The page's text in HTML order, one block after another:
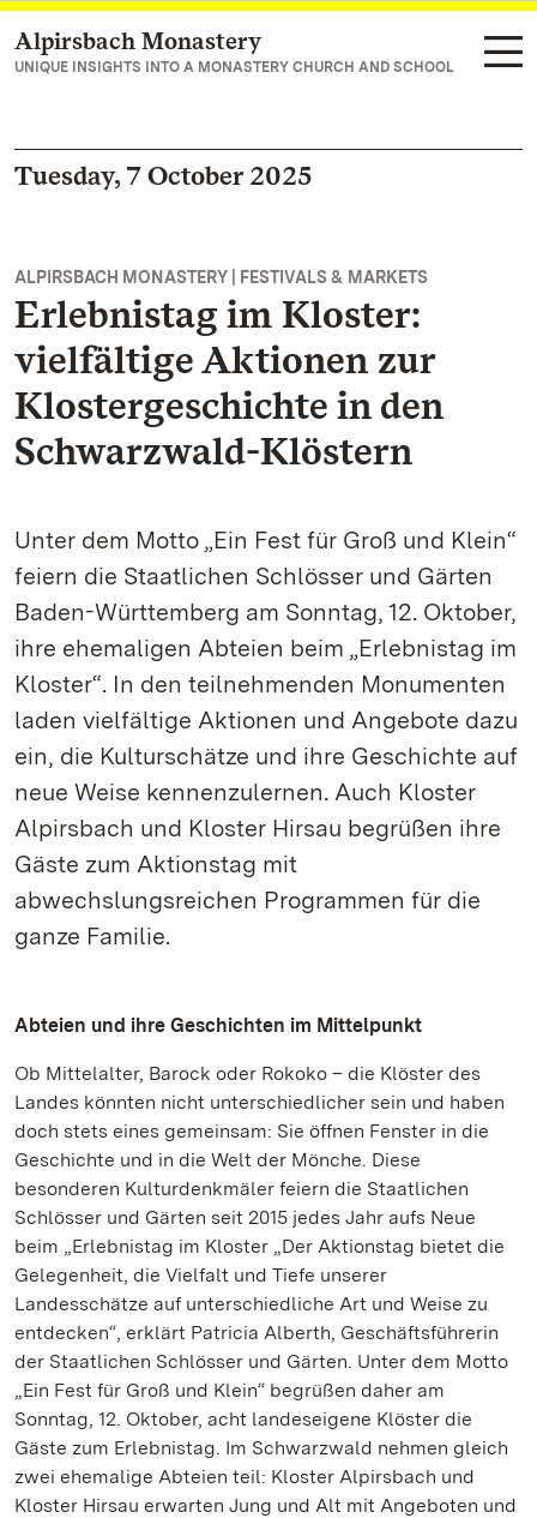
Navigate to main page
Alpirsbach Monastery
UNIQUE INSIGHTS INTO A MONASTERY CHURCH AND SCHOOL
Tuesday, 7 October 2025
ALPIRSBACH MONASTERY | FESTIVALS & MARKETS
Erlebnistag im Kloster:
vielfältige Aktionen zur
Klostergeschichte in den
Schwarzwald-Klöstern
Unter dem Motto „Ein Fest für Groß und Klein“
feiern die Staatlichen Schlösser und Gärten
Baden-Württemberg am Sonntag, 12. Oktober,
ihre ehemaligen Abteien beim „Erlebnistag im
Kloster“. In den teilnehmenden Monumenten
laden vielfältige Aktionen und Angebote dazu
ein, die Kulturschätze und ihre Geschichte auf
neue Weise kennenzulernen. Auch Kloster
Alpirsbach und Kloster Hirsau begrüßen ihre
Gäste zum Aktionstag mit
abwechslungsreichen Programmen für die
ganze Familie.
Abteien und ihre Geschichten im Mittelpunkt
Ob Mittelalter, Barock oder Rokoko – die Klöster des
Landes könnten nicht unterschiedlicher sein und haben
doch stets eines gemeinsam: Sie öffnen Fenster in die
Geschichte und in die Welt der Mönche. Diese
besonderen Kulturdenkmäler feiern die Staatlichen
Schlösser und Gärten seit 2015 jedes Jahr aufs Neue
beim „Erlebnistag im Kloster „Der Aktionstag bietet die
Gelegenheit, die Vielfalt und Tiefe unserer
Landesschätze auf unterschiedliche Art und Weise zu
entdecken“, erklärt Patricia Alberth, Geschäftsführerin
der Staatlichen Schlösser und Gärten. Unter dem Motto
„Ein Fest für Groß und Klein“ begrüßen daher am
Sonntag, 12. Oktober, acht landeseigene Klöster die
Gäste zum Erlebnistag. Im Schwarzwald nehmen gleich
zwei ehemalige Abteien teil: Kloster Alpirsbach und
Kloster Hirsau erwarten Jung und Alt mit Angeboten und